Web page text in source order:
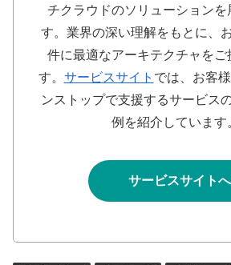
チクラウドのソリューションを
す。業界の深い理解をもとに、
件に最適なアーキテクチャをご
す。 サービスサイト では、お客
ンストップで支援するサービス
例を紹介しています
サービスサイトへ